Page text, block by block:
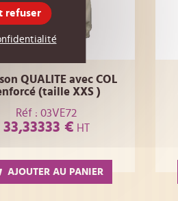
QUALITE avec COL
(taille XXS )
Réf : 03VE72
33,33333 € HT
AJOUTER AU PANIER
refuser